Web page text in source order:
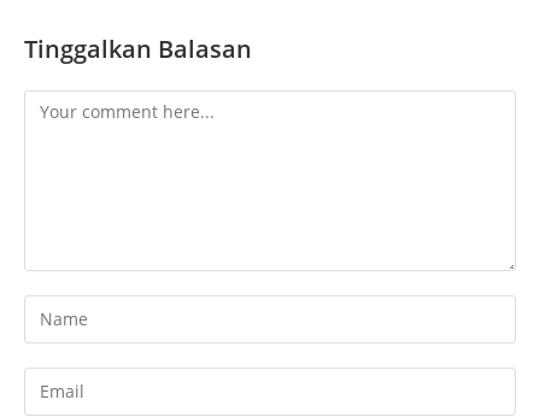
Tinggalkan Balasan